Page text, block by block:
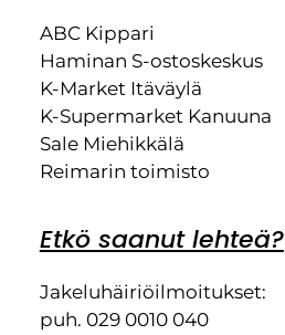
ABC Kippari
Haminan S-ostoskeskus
K-Market Itäväylä
K-Supermarket Kanuuna
Sale Miehikkälä
Reimarin toimisto
Etkö saanut lehteä?
Jakeluhäiriöilmoitukset:
puh. 029 0010 040